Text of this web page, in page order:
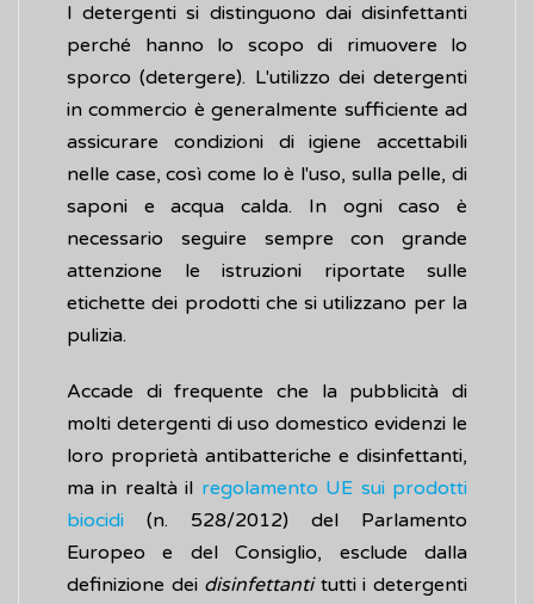
I detergenti si distinguono dai disinfettanti
perché hanno lo scopo di rimuovere lo
sporco (detergere). L'utilizzo dei detergenti
in commercio è generalmente sufficiente ad
assicurare condizioni di igiene accettabili
nelle case, così come lo è l'uso, sulla pelle, di
saponi e acqua calda. In ogni caso è
necessario seguire sempre con grande
attenzione le istruzioni riportate sulle
etichette dei prodotti che si utilizzano per la
pulizia.
Accade di frequente che la pubblicità di
molti detergenti di uso domestico evidenzi le
loro proprietà antibatteriche e disinfettanti,
ma in realtà il regolamento UE sui prodotti
biocidi (n. 528/2012) del Parlamento
Europeo e del Consiglio, esclude dalla
definizione dei disinfettantitutti i detergenti